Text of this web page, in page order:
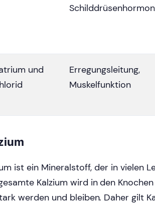
und
Erregungsleitung,
Muskelfunktion
ist ein Mineralstoff, der in vielen
Kalzium wird in den
werden und bleiben. Daher gilt